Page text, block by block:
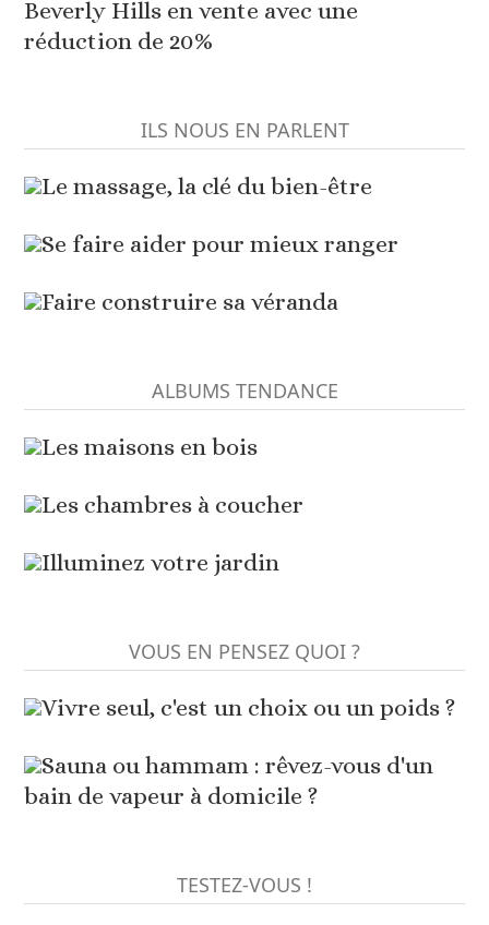
Beverly Hills en vente avec une
réduction de 20%
ILS NOUS EN PARLENT
Le massage, la clé du bien-être
Se faire aider pour mieux ranger
Faire construire sa véranda
ALBUMS TENDANCE
Les maisons en bois
Les chambres à coucher
Illuminez votre jardin
VOUS EN PENSEZ QUOI ?
Vivre seul, c'est un choix ou un poids ?
Sauna ou hammam : rêvez-vous d'un
bain de vapeur à domicile ?
TESTEZ-VOUS !